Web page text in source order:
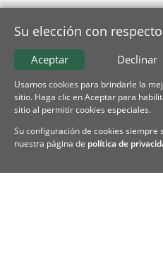
Su elección con
Declinar
Aceptar
Usamos cookies para brindarle la
sitio. Haga clic en Aceptar para
sitio al permitir cookies especiales.
Su configuración de cookies
nuestra página de política de